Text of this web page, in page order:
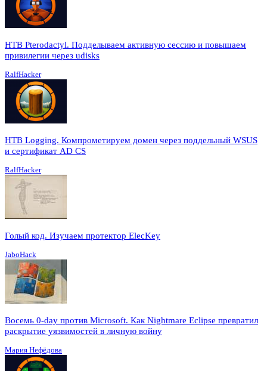
HTB Pterodactyl. Подделываем активную сессию и повышаем
привилегии через udisks
RalfHacker
HTB Logging. Компрометируем домен через поддельный WSUS
и сертификат AD CS
RalfHacker
Голый код. Изучаем протектор ElecKey
JaboHack
Восемь 0-day против Microsoft. Как Nightmare Eclipse превратил
раскрытие уязвимостей в личную войну
Мария Нефёдова